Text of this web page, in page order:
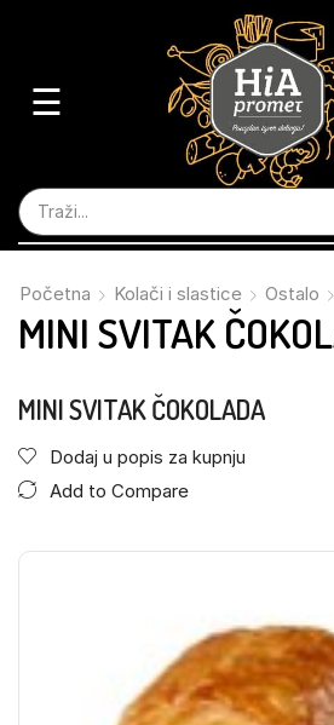
☰
Početna Kolači i slastice Ostalo
MINI SVITAK
MINI SVITAK ČOKOLADA
Dodaj u popis za kupnju
Add to Compare